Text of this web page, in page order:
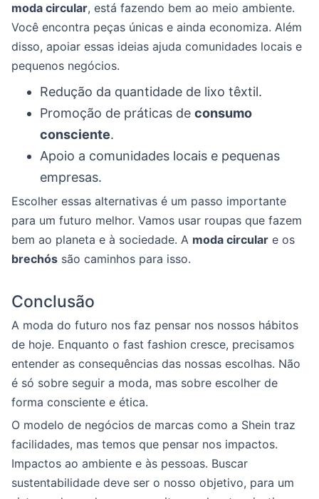
moda circular, está fazendo bem ao meio ambiente.
Você encontra peças únicas e ainda economiza. Além
disso, apoiar essas ideias ajuda comunidades locais e
pequenos negócios.
Redução da quantidade de lixo têxtil.
Promoção de práticas de consumo
consciente.
Apoio a comunidades locais e pequenas
empresas.
Escolher essas alternativas é um passo importante
para um futuro melhor. Vamos usar roupas que fazem
bem ao planeta e à sociedade. A moda circular e os
brechós são caminhos para isso.
Conclusão
A moda do futuro nos faz pensar nos nossos hábitos
de hoje. Enquanto o fast fashion cresce, precisamos
entender as consequências das nossas escolhas. Não
é só sobre seguir a moda, mas sobre escolher de
forma consciente e ética.
O modelo de negócios de marcas como a Shein traz
facilidades, mas temos que pensar nos impactos.
Impactos ao ambiente e às pessoas. Buscar
sustentabilidade deve ser o nosso objetivo, para um